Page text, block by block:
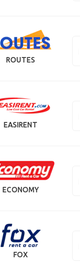
ROUTES
EASIRENT
ECONOMY
FOX